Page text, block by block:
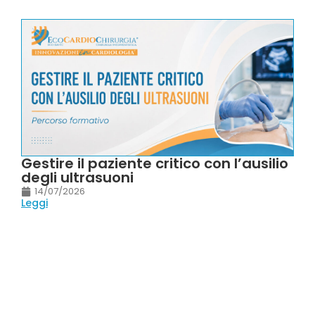
Gestire il paziente critico con l’ausilio
degli ultrasuoni
14/07/2026
Leggi